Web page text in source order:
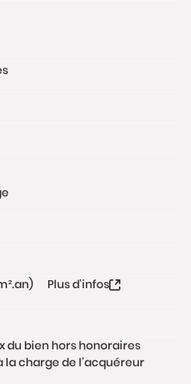
Plus d'infos
du bien hors honoraires
la charge de l'acquéreur